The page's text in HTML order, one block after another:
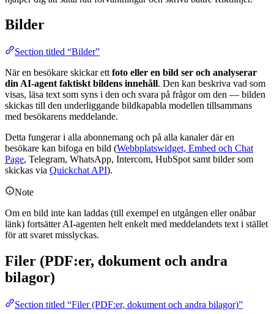
Bilder
Section titled “Bilder”
När en besökare skickar ett foto eller en bild ser och analyserar
din AI-agent faktiskt bildens innehåll. Den kan beskriva vad som
visas, läsa text som syns i den och svara på frågor om den — bilden
skickas till den underliggande bildkapabla modellen tillsammans
med besökarens meddelande.
Detta fungerar i alla abonnemang och på alla kanaler där en
besökare kan bifoga en bild (Webbplatswidget, Embed och Chat
Page, Telegram, WhatsApp, Intercom, HubSpot samt bilder som
skickas via Quickchat API).
Note
Om en bild inte kan laddas (till exempel en utgången eller onåbar
länk) fortsätter AI-agenten helt enkelt med meddelandets text i stället
för att svaret misslyckas.
Filer (PDF:er, dokument och andra
bilagor)
Section titled “Filer (PDF:er, dokument och andra bilagor)”